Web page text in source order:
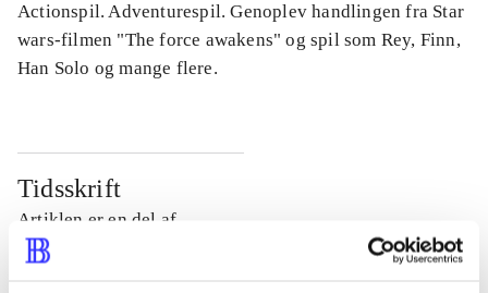
Actionspil. Adventurespil. Genoplev handlingen fra Star
wars-filmen "The force awakens" og spil som Rey, Finn,
Han Solo og mange flere.
Tidsskrift
Artiklen er en del af